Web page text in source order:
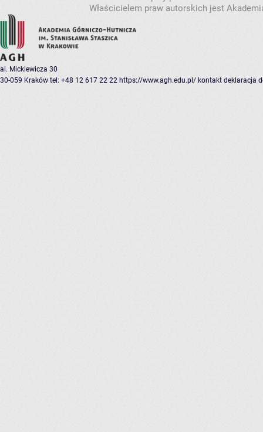
Właścicielem praw autorskich jest
al. Mickiewicza 30
30-059 Kraków tel: +48 12 617 22 22 https://www.agh.edu.pl/ kontakt deklaracja